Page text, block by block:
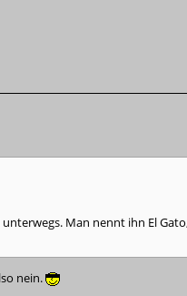
Man nennt ihn El
nein.